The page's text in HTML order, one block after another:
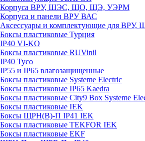
Корпуса ВРУ, ШЭС, ЩО, ЩЭ, УЭРМ
Корпуса и панели ВРУ ВАС
Аксессуары и комплектующие для
Боксы пластиковые Турция
IP40 VI-KO
Боксы пластиковые RUVinil
IP40 Тусо
IP55 и IP65 влагозащищенные
Боксы пластиковые Systeme Electric
Боксы пластиковые IP65 Kaedra
Боксы пластиковые City9 Box Systeme
Боксы пластиковые IEK
Боксы ЩРН(В)-П IP41 IEK
Боксы пластиковые TEKFOR IEK
Боксы пластиковые EKF